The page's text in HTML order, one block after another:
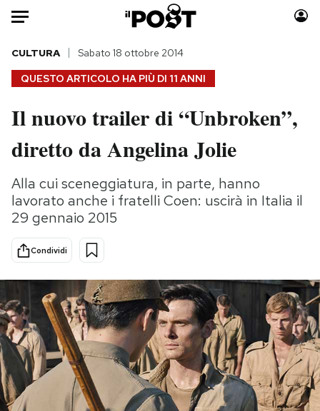
Auto
HOME
Italia
Politica
Tecnologia
Internet
Scienza
Cultura
Economia
Moda
Consumismi
Storie/Idee
Ok Boomer!
Mondiali calcio 2026
PODCAST
NEWSLETTER
QUESTO ARTICOLO HA PIÙ DI 11 ANNI
CULTURA Sabato 18 ottobre 2014
Il nuovo trailer di “Unbroken”,
diretto da Angelina Jolie
Alla cui sceneggiatura, in parte, hanno
lavorato anche i fratelli Coen: uscirà in Italia il
29 gennaio 2015
Condividi